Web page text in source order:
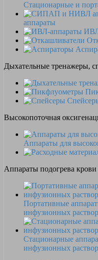
Стационарные и
аппараты
Дыхательные тренажеры,
Высокопоточная
Аппараты для
Аппараты подогрева
Портативные
инфузионных
Стационарные
инфузионных